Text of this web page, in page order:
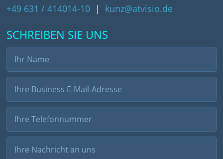
+49 631 / 414014-10 | kunz@atvisio.de
SCHREIBEN SIE UNS